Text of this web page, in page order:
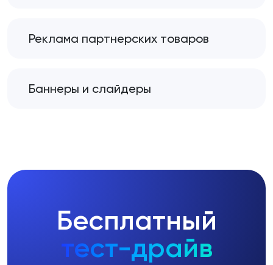
Реклама партнерских товаров
Баннеры и слайдеры
Бесплатный
тест-драйв